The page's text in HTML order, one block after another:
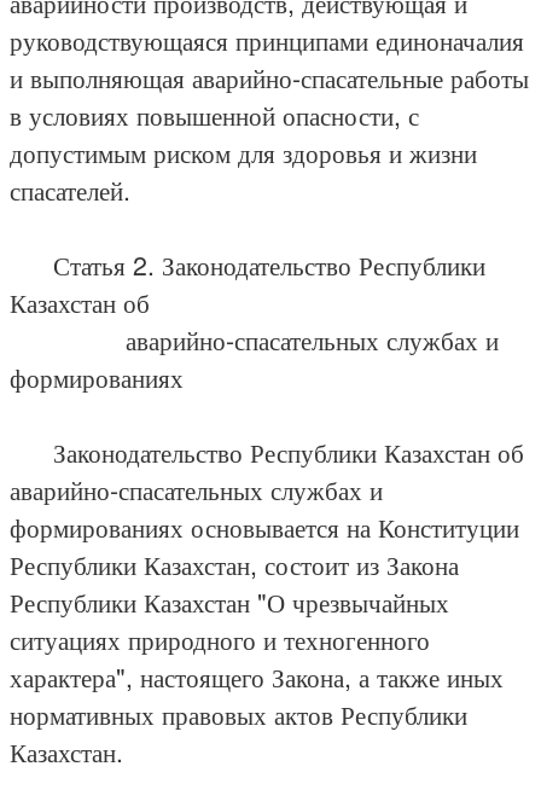
руководствующаяся принципами единоначалия
и выполняющая аварийно-спасательные работы
в условиях повышенной опасности, с
допустимым риском для здоровья и жизни
спасателей.
Статья 2. Законодательство Республики
Казахстан об
аварийно-спасательных службах и
формированиях
Законодательство Республики Казахстан об
аварийно-спасательных службах и
формированиях основывается на Конституции
Республики Казахстан, состоит из Закона
Республики Казахстан "О чрезвычайных
ситуациях природного и техногенного
характера", настоящего Закона, а также иных
нормативных правовых актов Республики
Казахстан.